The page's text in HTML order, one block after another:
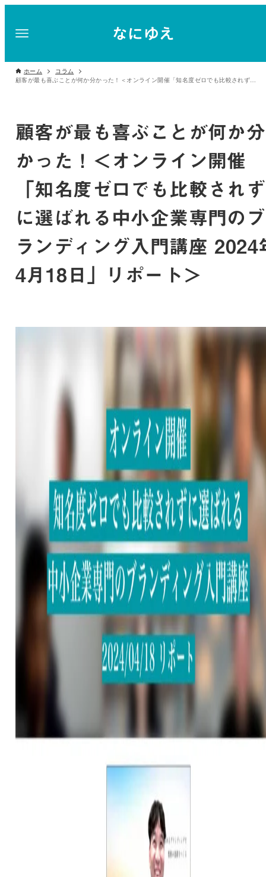
ホーム
コラム
顧客が最も喜ぶことが何か分かった！＜オンライン開催「知名度ゼロでも比較されずに選ばれる中小企業専門のブランディング入門講座 2024年4月18日」リポート＞
顧客が最も喜ぶことが何か分
かった！＜オンライン開催
「知名度ゼロでも比較されず
に選ばれる中小企業専門のブ
ランディング入門講座 2024
4月18日」リポート＞